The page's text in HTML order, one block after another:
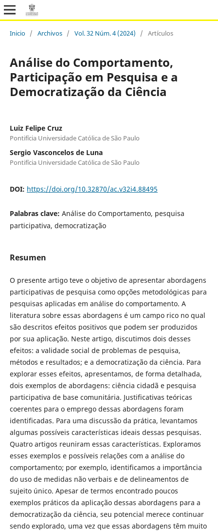
Inicio / Archivos / Vol. 32 Núm. 4 (2024) / Artículos
Análise do Comportamento,
Participação em Pesquisa e a
Democratização da Ciência
Luiz Felipe Cruz
Pontifícia Universidade Católica de São Paulo
Sergio Vasconcelos de Luna
Pontifícia Universidade Católica de São Paulo
DOI: https://doi.org/10.32870/ac.v32i4.88495
Palabras clave: Análise do Comportamento, pesquisa
participativa, democratização
Resumen
O presente artigo teve o objetivo de apresentar abordagens
participativas de pesquisa como opções metodológicas para
pesquisas aplicadas em análise do comportamento. A
literatura sobre essas abordagens é um campo rico no qual
são descritos efeitos positivos que podem ser produzidos
por sua aplicação. Neste artigo, discutimos dois desses
efeitos: a validade social de problemas de pesquisa,
métodos e resultados; e a democratização da ciência. Para
explorar esses efeitos, apresentamos, de forma detalhada,
dois exemplos de abordagens: ciência cidadã e pesquisa
participativa de base comunitária. Justificativas teóricas
coerentes para o emprego dessas abordagens foram
identificadas. Para uma discussão da prática, levantamos
algumas possíveis características ideais dessas pesquisas.
Quatro artigos reuniram essas características. Exploramos
esses exemplos e possíveis relações com a análise do
comportamento; por exemplo, identificamos a importância
do uso de medidas não verbais e de delineamentos de
sujeito único. Apesar de termos encontrado poucos
exemplos práticos da aplicação dessas abordagens para a
democratização da ciência, seu potencial merece continuar
sendo explorado, uma vez que essas abordagens têm muito